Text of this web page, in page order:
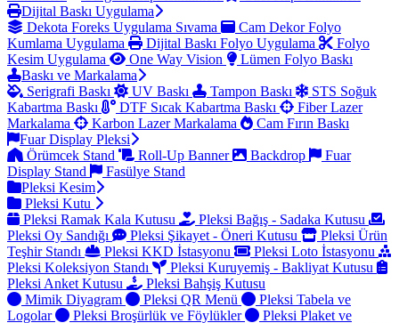
Dijital Baskı Uygulama
Dekota Foreks Uygulama Sıvama
Cam Dekor Folyo
Kumlama Uygulama
Dijital Baskı Folyo Uygulama
Folyo
Kesim Uygulama
One Way Vision
Lümen Folyo Baskı
Baskı ve Markalama
Serigrafi Baskı
UV Baskı Tampon Baskı
STS Soğuk
Kabartma Baskı
DTF Sıcak Kabartma Baskı
Fiber Lazer
Markalama
Karbon Lazer Markalama
Cam Fırın Baskı
Fuar Display Pleksi
Örümcek Stand
Roll-Up Banner Backdrop
Fuar
Display Stand
Fasülye Stand
Pleksi Kesim
Pleksi Kutu
Pleksi Ramak Kala Kutusu
Pleksi Bağış - Sadaka Kutusu
Pleksi Oy Sandığı
Pleksi Şikayet - Öneri Kutusu
Pleksi Ürün
Teşhir Standı
Pleksi KKD İstasyonu
Pleksi Loto İstasyonu
Pleksi Koleksiyon Standı
Pleksi Kuruyemiş - Bakliyat Kutusu
Pleksi Anket Kutusu
Pleksi Bahşiş Kutusu
Mimik Diyagram
Pleksi QR Menü
Pleksi Tabela ve
Logolar
Pleksi Broşürlük ve Föylükler
Pleksi Plaket ve